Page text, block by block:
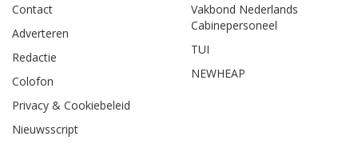
Contact
Adverteren
Redactie
Colofon
Privacy & Cookiebeleid
Nieuwsscript
Vakbond Nederlands
Cabinepersoneel
TUI
NEWHEAP